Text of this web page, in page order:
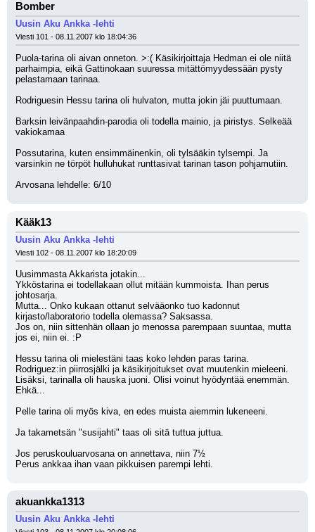
Bomber
Uusin Aku Ankka -lehti
Viesti 101 - 08.11.2007 klo 18:04:36
Puola-tarina oli aivan onneton. >:( Käsikirjoittaja Hedman ei ole niitä
parhaimpia, eikä Gattinokaan suuressa mitättömyydessään pysty
pelastamaan tarinaa.
Rodriguesin Hessu tarina oli hulvaton, mutta jokin jäi puuttumaan.
Barksin leivänpaahdin-parodia oli todella mainio, ja piristys. Selkeää
vakiokamaa
Possutarina, kuten ensimmäinenkin, oli tylsääkin tylsempi. Ja
varsinkin ne törpöt hulluhukat runttasivat tarinan tason pohjamutiin.
Arvosana lehdelle: 6/10
Kääk13
Uusin Aku Ankka -lehti
Viesti 102 - 08.11.2007 klo 18:20:09
Uusimmasta Akkarista jotakin...
Ykköstarina ei todellakaan ollut mitään kummoista. Ihan perus
johtosarja.
Mutta... Onko kukaan ottanut selvääonko tuo kadonnut
kirjasto/laboratorio todella olemassa? Saksassa.
Jos on, niin sittenhän ollaan jo menossa parempaan suuntaa, mutta
jos ei, niin ei. :P
Hessu tarina oli mielestäni taas koko lehden paras tarina.
Rodriguez:in piirrosjälki ja käsikirjoitukset ovat muutenkin mieleeni.
Lisäksi, tarinalla oli hauska juoni. Olisi voinut hyödyntää enemmän.
Ehkä...
Pelle tarina oli myös kiva, en edes muista aiemmin lukeneeni.
Ja takametsän "susijahti" taas oli sitä tuttua juttua.
Jos peruskouluarvosana on annettava, niin 7½
Perus ankkaa ihan vaan pikkuisen parempi lehti.
akuankka1313
Uusin Aku Ankka -lehti